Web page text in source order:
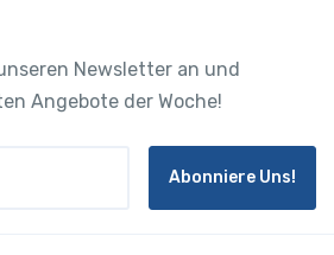
Newsletter an und
Angebote der Woche!
Abonniere Uns!